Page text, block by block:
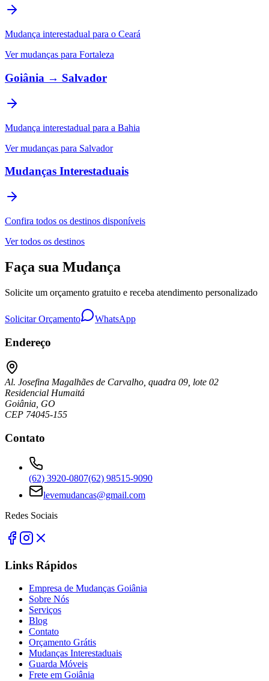
Mudança interestadual para o Ceará
Ver mudanças para Fortaleza
Goiânia → Salvador
Mudança interestadual para a Bahia
Ver mudanças para Salvador
Mudanças Interestaduais
Confira todos os destinos disponíveis
Ver todos os destinos
Faça sua Mudança
Solicite um orçamento gratuito e receba atendimento personalizado
Solicitar Orçamento WhatsApp
Endereço
Al. Josefina Magalhães de Carvalho, quadra 09, lote 02
Residencial Humaitá
Goiânia, GO
CEP 74045-155
Contato
(62) 3920-0807(62) 98515-9090
levemudancas@gmail.com
Redes Sociais
Links Rápidos
Empresa de Mudanças Goiânia
Sobre Nós
Serviços
Blog
Contato
Orçamento Grátis
Mudanças Interestaduais
Guarda Móveis
Frete em Goiânia